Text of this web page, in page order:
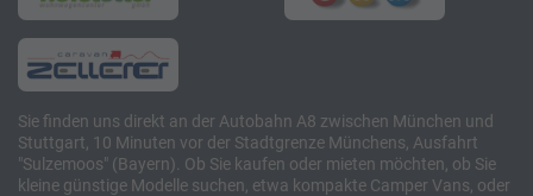
Sie finden uns direkt an der Autobahn A8 zwischen München und
Stuttgart, 10 Minuten vor der Stadtgrenze Münchens, Ausfahrt
"Sulzemoos" (Bayern). Ob Sie kaufen oder mieten möchten, ob Sie
kleine günstige Modelle suchen, etwa kompakte Camper Vans, oder